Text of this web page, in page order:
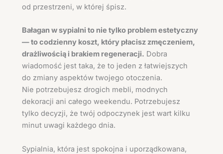
od przestrzeni, w której śpisz.
Bałagan w sypialni to nie tylko problem estetyczny
— to codzienny koszt, który płacisz zmęczeniem,
drażliwością i brakiem regeneracji. Dobra
wiadomość jest taka, że to jeden z łatwiejszych
do zmiany aspektów twojego otoczenia.
Nie potrzebujesz drogich mebli, modnych
dekoracji ani całego weekendu. Potrzebujesz
tylko decyzji, że twój odpoczynek jest wart kilku
minut uwagi każdego dnia.
Sypialnia, która jest spokojna i uporządkowana,